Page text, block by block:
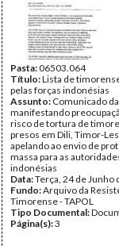
Pasta:06503.064
Título:Lista de
pelas forças indonésias
Assunto: Comunicado
manifestando
risco de tortura de
presos em Dili, Timor-
apelando ao envio de
massa para as
indonésias
Data:Terça, 24 de Junho
Fundo:Arquivo da
Timorense - TAPOL
Tipo Documental:
Página(s):3